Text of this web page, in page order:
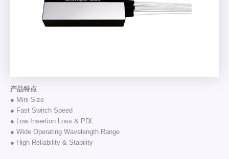
产品特点
● Mini Size
● Fast Switch Speed
● Low Insertion Loss & PDL
● Wide Operating Wavelength Range
● High Reliability & Stability